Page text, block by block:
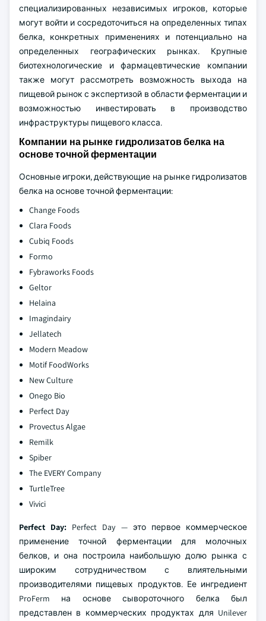
специализированных независимых игроков, которые
могут войти и сосредоточиться на определенных типах
белка, конкретных применениях и потенциально на
определенных географических рынках. Крупные
биотехнологические и фармацевтические компании
также могут рассмотреть возможность выхода на
пищевой рынок с экспертизой в области ферментации и
возможностью инвестировать в производство
инфраструктуры пищевого класса.
Компании на рынке гидролизатов белка на
основе точной ферментации
Основные игроки, действующие на рынке гидролизатов
белка на основе точной ферментации:
Change Foods
Clara Foods
Cubiq Foods
Formo
Fybraworks Foods
Geltor
Helaina
Imagindairy
Jellatech
Modern Meadow
Motif FoodWorks
New Culture
Onego Bio
Perfect Day
Provectus Algae
Remilk
Spiber
The EVERY Company
TurtleTree
Vivici
Perfect Day: Perfect Day — это первое коммерческое
применение точной ферментации для молочных
белков, и она построила наибольшую долю рынка с
широким сотрудничеством с влиятельными
производителями пищевых продуктов. Ее ингредиент
ProFerm на основе сывороточного белка был
представлен в коммерческих продуктах для Unilever